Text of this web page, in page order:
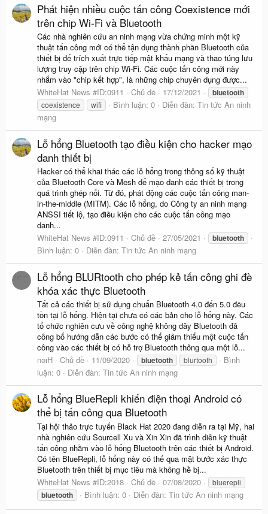
Phát hiện nhiều cuộc tấn công Coexistence mới
trên chip Wi-Fi và Bluetooth
Các nhà nghiên cứu an ninh mạng vừa chứng minh một kỹ
thuật tấn công mới có thể tận dụng thành phần Bluetooth của
thiết bị để trích xuất trực tiếp mật khẩu mạng và thao túng lưu
lượng truy cập trên chip Wi-Fi. Các cuộc tấn công mới này
nhắm vào "chip kết hợp", là những chip chuyên dụng được...
WhiteHat News #ID:0911
Chủ đề 17/12/2021 bluetooth
coexistence wifi Bình luận: 0 Diễn đàn: Tin tức An ninh
mạng
Lỗ hổng Bluetooth tạo điều kiện cho hacker mạo
danh thiết bị
Hacker có thể khai thác các lỗ hổng trong thông số kỹ thuật
của Bluetooth Core và Mesh để mạo danh các thiết bị trong
quá trình ghép nối. Từ đó, phát động các cuộc tấn công man-
in-the-middle (MITM). Các lỗ hổng, do Công ty an ninh mạng
ANSSI tiết lộ, tạo điều kiện cho các cuộc tấn công mạo
danh...
WhiteHat News #ID:0911
Chủ đề 27/05/2021 bluetooth
Bình luận: 0 Diễn đàn: Tin tức An ninh mạng
Lỗ hổng BLURtooth cho phép kẻ tấn công ghi đè
khóa xác thực Bluetooth
Tất cả các thiết bị sử dụng chuẩn Bluetooth 4.0 đến 5.0 đều
tồn tại lỗ hổng. Hiện tại chưa có các bản cho lỗ hổng này. Các
tổ chức nghiên cưu về công nghệ không dây Bluetooth đã
công bố hướng dẫn các bước có thể giảm thiểu một cuộc tấn
công vào các thiết bị có hỗ trợ Bluetooth thông qua một lỗ...
nǝıH
Chủ đề 11/09/2020 bluetooth blurtooth
Bình
luận: 0
Diễn đàn: Tin tức An ninh mạng
Lỗ hổng BlueRepli khiến điện thoại Android có
thể bị tấn công qua Bluetooth
Tại hội thảo trực tuyến Black Hat 2020 đang diễn ra tại Mỹ, hai
nhà nghiên cứu Sourcell Xu và Xin Xin đã trình diễn kỹ thuật
tấn công nhằm vào lỗ hổng Bluetooth trên các thiết bị Android.
Có tên BlueRepli, lỗ hổng này có thể qua mặt bước xác thực
Bluetooth trên thiết bị mục tiêu mà không hề bị...
WhiteHat News #ID:2018
Chủ đề 07/08/2020 bluerepli
bluetooth Bình luận: 0 Diễn đàn: Tin tức An ninh mạng